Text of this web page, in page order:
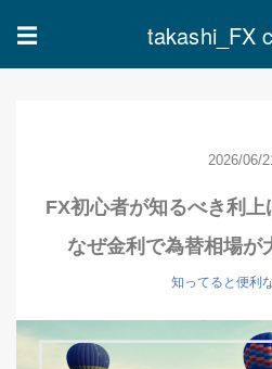
☰ takashi_FX
2026/06/
FX初心者が知るべき利上
なぜ金利で為替相場が
知ってると便利